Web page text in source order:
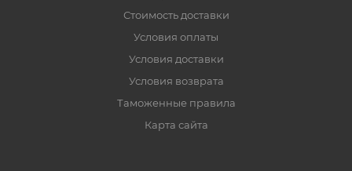
Стоимость доставки
Условия оплаты
Условия доставки
Условия возврата
Таможенные правила
Карта сайта